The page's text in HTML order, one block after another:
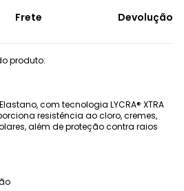
Frete Devolução
produto:
com tecnologia LYCRA® XTRA
resistência ao cloro, cremes,
além de proteção contra raios